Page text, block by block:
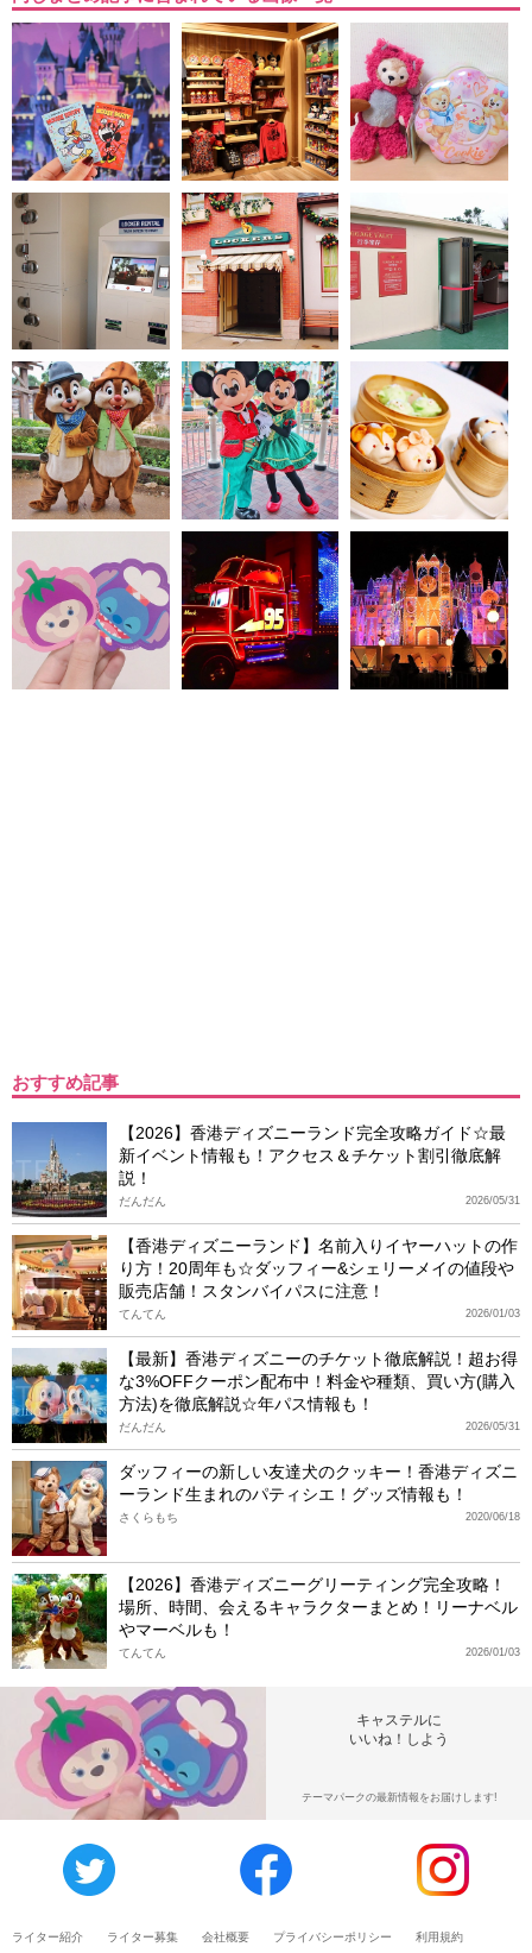
おすすめ記事
【2026】香港ディズニーランド完全攻略ガイド☆最
新イベント情報も！アクセス＆チケット割引徹底解
説！
2026/05/31
だんだん
【香港ディズニーランド】名前入りイヤーハットの作
り方！20周年も☆ダッフィー&シェリーメイの値段や
販売店舗！スタンバイパスに注意！
2026/01/03
てんてん
【最新】香港ディズニーのチケット徹底解説！超お得
な3%OFFクーポン配布中！料金や種類、買い方(購入
方法)を徹底解説☆年パス情報も！
2026/05/31
だんだん
ダッフィーの新しい友達犬のクッキー！香港ディズニ
ーランド生まれのパティシエ！グッズ情報も！
2020/06/18
さくらもち
【2026】香港ディズニーグリーティング完全攻略！
場所、時間、会えるキャラクターまとめ！リーナベル
やマーベルも！
2026/01/03
てんてん
キャステルに
いいね！しよう
テーマパークの最新情報をお届けします!
ライター紹介 ライター募集 会社概要 プライバシーポリシー 利用規約